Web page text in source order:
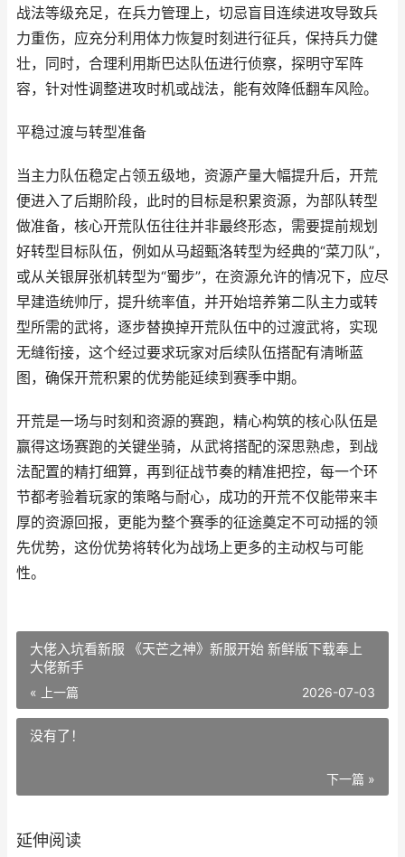
战法等级充足，在兵力管理上，切忌盲目连续进攻导致兵
力重伤，应充分利用体力恢复时刻进行征兵，保持兵力健
壮，同时，合理利用斯巴达队伍进行侦察，探明守军阵
容，针对性调整进攻时机或战法，能有效降低翻车风险。
平稳过渡与转型准备
当主力队伍稳定占领五级地，资源产量大幅提升后，开荒
便进入了后期阶段，此时的目标是积累资源，为部队转型
做准备，核心开荒队伍往往并非最终形态，需要提前规划
好转型目标队伍，例如从马超甄洛转型为经典的“菜刀队”，
或从关银屏张机转型为“蜀步”，在资源允许的情况下，应尽
早建造统帅厅，提升统率值，并开始培养第二队主力或转
型所需的武将，逐步替换掉开荒队伍中的过渡武将，实现
无缝衔接，这个经过要求玩家对后续队伍搭配有清晰蓝
图，确保开荒积累的优势能延续到赛季中期。
开荒是一场与时刻和资源的赛跑，精心构筑的核心队伍是
赢得这场赛跑的关键坐骑，从武将搭配的深思熟虑，到战
法配置的精打细算，再到征战节奏的精准把控，每一个环
节都考验着玩家的策略与耐心，成功的开荒不仅能带来丰
厚的资源回报，更能为整个赛季的征途奠定不可动摇的领
先优势，这份优势将转化为战场上更多的主动权与可能
性。
大佬入坑看新服 《天芒之神》新服开始 新鲜版下载奉上
大佬新手
« 上一篇 2026-07-03
没有了！
下一篇 »
延伸阅读